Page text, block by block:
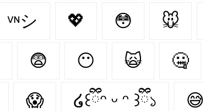
ᵛᶰシ 💖 😳 🐭
😨 😶‍ 🙀 🤐
😱 ໒꒰ྀིᵔ ᵕ ᵔ ꒱ྀི১ 😅